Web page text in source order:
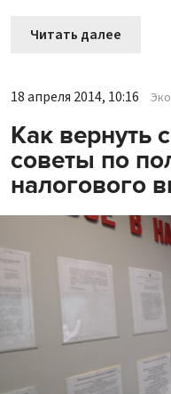
Читать далее
18 апреля 2014, 10:16
Как вернуть
советы по
налогового